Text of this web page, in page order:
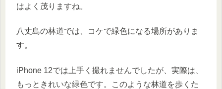
はよく茂りますね。
八丈島の林道では、コケで緑色になる場所がありま
す。
iPhone 12では上手く撮れませんでしたが、実際は、
もっときれいな緑色です。このような林道を歩くた